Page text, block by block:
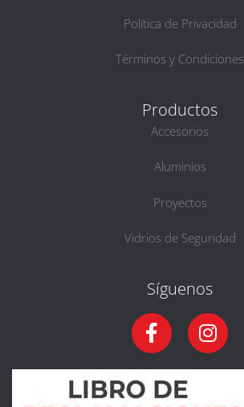
Política de Privacidad
Términos y Condiciones
Productos
Accesorios
Aluminios
Proyectos
Vidrios de Seguridad
Síguenos